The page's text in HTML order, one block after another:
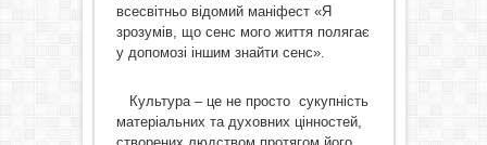
всесвітньо відомий маніфест «Я
зрозумів, що сенс мого життя полягає
у допомозі іншим знайти сенс».
Культура – це не просто сукупність
матеріальних та духовних цінностей,